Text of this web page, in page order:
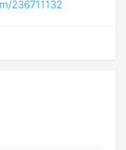
236711132